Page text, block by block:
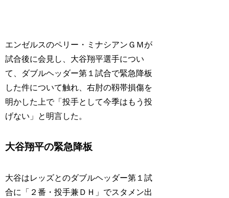
エンゼルスのペリー・ミナシアンＧＭが
試合後に会見し、大谷翔平選手につい
て、ダブルヘッダー第１試合で緊急降板
した件について触れ、右肘の靱帯損傷を
明かした上で「投手として今季はもう投
げない」と明言した。
大谷翔平の緊急降板
大谷はレッズとのダブルヘッダー第１試
合に「２番・投手兼ＤＨ」でスタメン出